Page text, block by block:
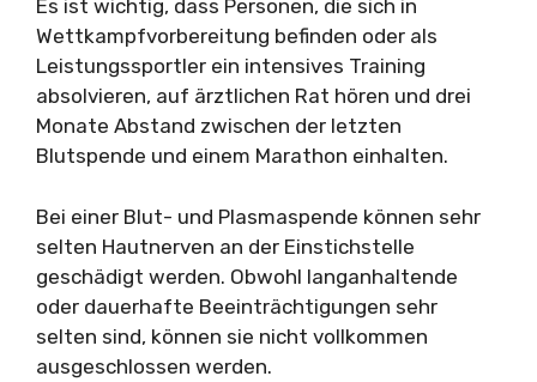
Es ist wichtig, dass Personen, die sich in
Wettkampfvorbereitung befinden oder als
Leistungssportler ein intensives Training
absolvieren, auf ärztlichen Rat hören und drei
Monate Abstand zwischen der letzten
Blutspende und einem Marathon einhalten.
Bei einer Blut- und Plasmaspende können sehr
selten Hautnerven an der Einstichstelle
geschädigt werden. Obwohl langanhaltende
oder dauerhafte Beeinträchtigungen sehr
selten sind, können sie nicht vollkommen
ausgeschlossen werden.